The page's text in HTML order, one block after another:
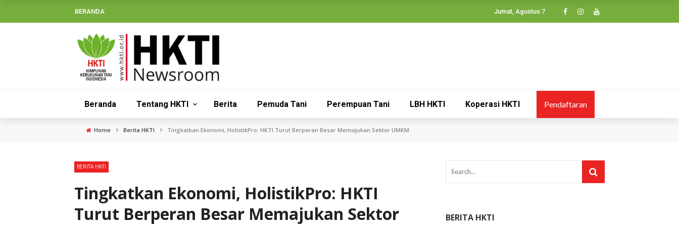
BERANDA Jumat, Agustus 7
Beranda Tentang HKTI Berita Pemuda Tani Perempuan Tani LBH HKTI Koperasi HKTI Pendaftaran
Home › Berita HKTI › Tingkatkan Ekonomi, HolistikPro: HKTI Turut Berperan Besar Memajukan Sektor UMKM
BERITA HKTI
Tingkatkan Ekonomi, HolistikPro: HKTI
Turut Berperan Besar Memajukan Sektor
BERITA HKTI